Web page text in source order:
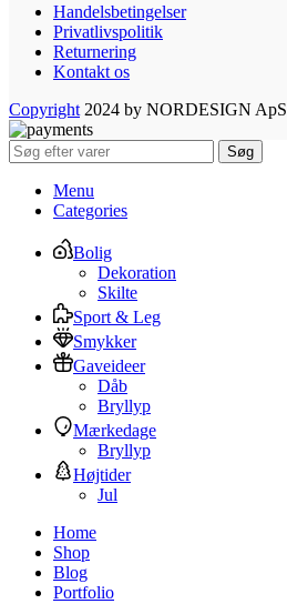
Handelsbetingelser
Privatlivspolitik
Returnering
Kontakt os
Copyright 2024 by NORDESIGN ApS
Søg
Menu
Categories
Bolig
Dekoration
Skilte
Sport & Leg
Smykker
Gaveideer
Dåb
Bryllyp
Mærkedage
Bryllyp
Højtider
Jul
Home
Shop
Blog
Portfolio